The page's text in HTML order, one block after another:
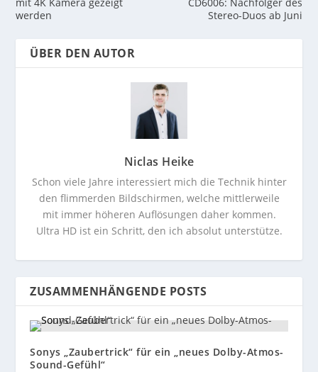
werden
Stereo-Duos ab Juni
ÜBER DEN AUTOR
Niclas Heike
Schon viele Jahre interessiert mich die Technik hinter
den flimmerden Bildschirmen, welche mittlerweile
mit immer höheren Auflösungen daher kommen.
Ultra HD ist ein Schritt, den ich absolut unterstütze.
ZUSAMMENHÄNGENDE POSTS
Sonys „Zaubertrick“ für ein „neues Dolby-Atmos-
Sound-Gefühl“